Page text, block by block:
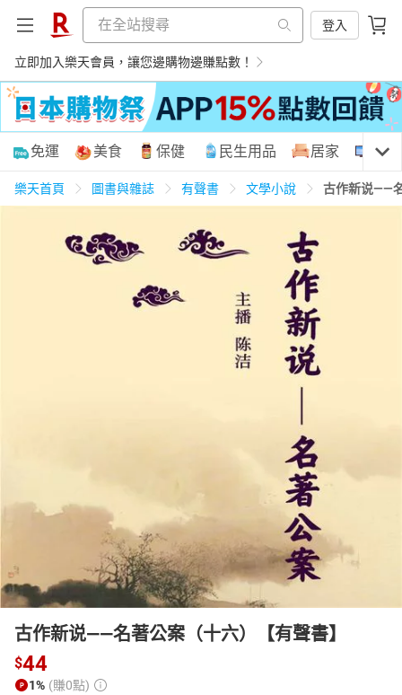
登入
立即加入樂天會員，讓您邊購物邊賺點數！
購物網分類
天天免運 美食蛋糕 養生保健 民生用品
運動休閒 親子玩具
免運 美食 保健 民生用品 居家 3C
樂天首頁 圖書與雜誌 有聲書 文學小說 古作新说——
古作新说——名著公案（十六）【有聲書】
$44
1% (賺0點)